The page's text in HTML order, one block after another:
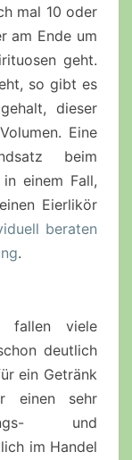
mal 10 oder
am Ende um
geht.
so gibt es
dieser
Eine
beim
einem Fall,
Eierlikör
beraten
.
fallen viele
deutlich
ein Getränk
einen sehr
und
im Handel